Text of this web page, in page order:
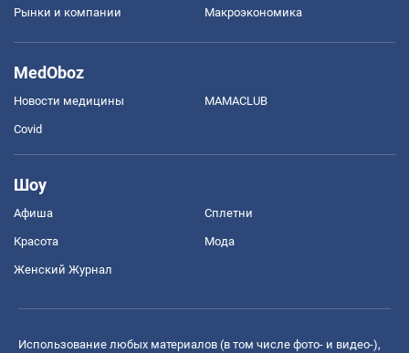
Рынки и компании Mакроэкономика
MedOboz
Новости медицины MAMACLUB
Covid
Шоу
Афиша Сплетни
Красота Мода
Женский Журнал
Использование любых материалов (в том числе фото- и видео-),